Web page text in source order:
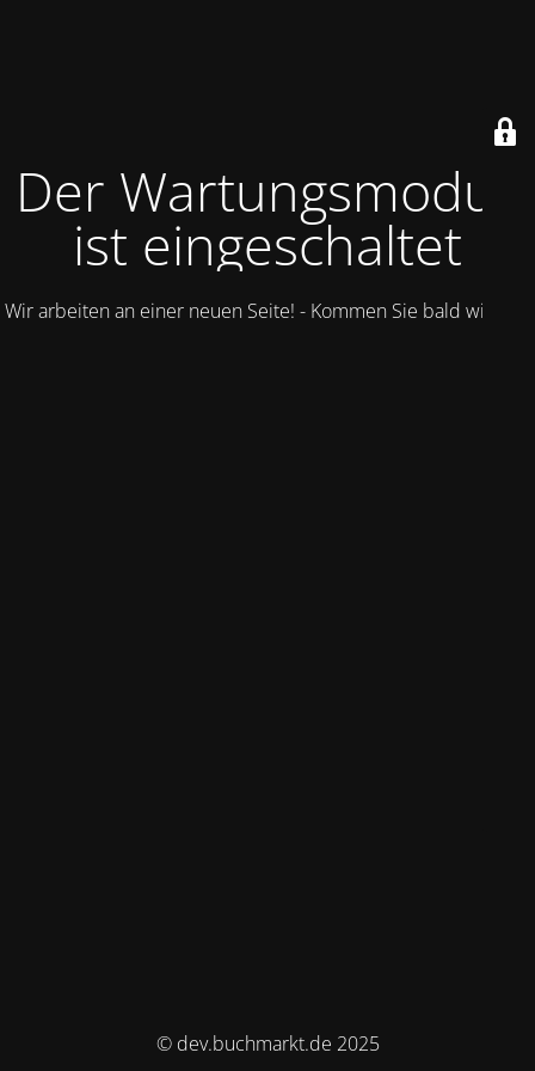
Der Wartungsmodus
ist eingeschaltet
Wir arbeiten an einer neuen Seite! - Kommen Sie bald wieder.
© dev.buchmarkt.de 2025